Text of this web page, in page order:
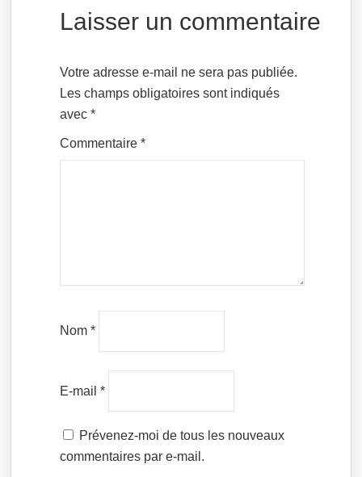
Laisser un commentaire
Votre adresse e-mail ne sera pas publiée.
Les champs obligatoires sont indiqués
avec*
Commentaire*
Nom*
E-mail*
Prévenez-moi de tous les nouveaux
commentaires par e-mail.